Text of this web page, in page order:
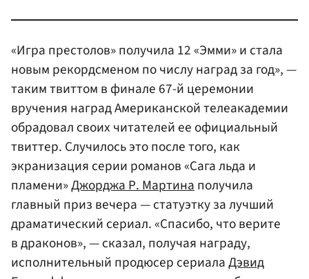
«Игра престолов» получила 12 «Эмми» и стала
новым рекордсменом по числу наград за год», —
таким твиттом в финале 67-й церемонии
вручения наград Американской телеакадемии
обрадовал своих читателей ее официальный
твиттер. Случилось это после того, как
экранизация серии романов «Сага льда и
пламени»Джорджа Р. Мартинаполучила
главный приз вечера — статуэтку за лучший
драматический сериал. «Спасибо, что верите
в драконов», — сказал, получая награду,
исполнительный продюсер сериалаДэвид